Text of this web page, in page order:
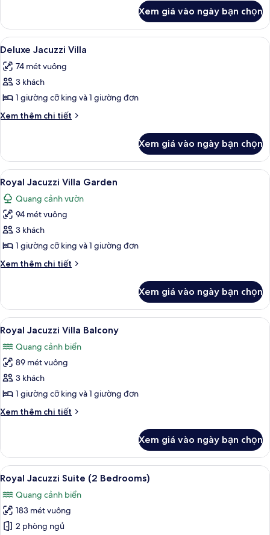
Superior
Jacuzzi
Villa
Xem giá vào ngày bạn chọn
Xem
tất
cả
ảnh
Deluxe
Jacuzzi
Deluxe Jacuzzi Villa | Bộ đồ giường
8
Deluxe Jacuzzi Villa
74 mét vuông
3 khách
1 giường cỡ king và 1 giường đơn
Xem thêm chi tiết
Chi
Deluxe
Jacuzzi
Villa
Xem giá vào ngày bạn chọn
Xem
tất
cả
ảnh
Royal
Jacuzzi
Villa
Garden
Royal Jacuzzi
7
Royal Jacuzzi Villa Garden
Quang cảnh vườn
94 mét vuông
3 khách
1 giường cỡ king và 1 giường đơn
Xem thêm chi tiết
Chi
Royal
Jacuzzi
Villa
Garden
Xem giá vào ngày bạn chọn
Xem
tất
cả
ảnh
Royal
Jacuzzi
Villa
Balcony
7
Royal Jacuzzi Villa Balcony
Quang cảnh biển
89 mét vuông
3 khách
1 giường cỡ king và 1 giường đơn
Xem thêm chi tiết
Chi
Royal
Jacuzzi
Villa
Balcony
Xem giá vào ngày bạn chọn
Xem
tất
cả
ảnh
Royal
Royal Jacuzzi Suite (2 Bedrooms) |
11
Royal Jacuzzi Suite (2 Bedrooms)
Quang cảnh biển
183 mét vuông
2 phòng ngủ